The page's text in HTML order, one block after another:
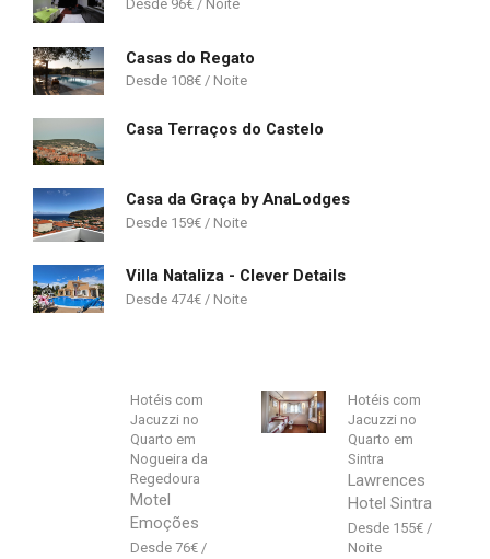
96€
Casas do Regato
108€
Casa Terraços do Castelo
Casa da Graça by AnaLodges
159€
Villa Nataliza - Clever Details
474€
Hotéis com
Jacuzzi no
Quarto em
Nogueira da
Regedoura
Motel
Emoções
76€
Hotéis com
Jacuzzi no
Quarto em
Sintra
Lawrences
Hotel Sintra
155€